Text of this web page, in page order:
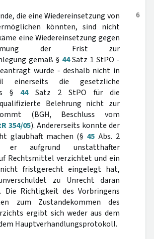
6
die eine Wiedereinsetzung von
könnten, sind nicht
eine Wiedereinsetzung gegen
der Frist zur
gemäß § 44Satz 1 StPO -
wurde - deshalb nicht in
einerseits die gesetzliche
§ 44Satz 2 StPO für die
Belehrung nicht zur
(BGH, Beschluss vom
354/05). Andererseits konnte der
glaubhaft machen (§45 Abs. 2
er aufgrund unstatthafter
Rechtsmittel verzichtet und ein
fristgerecht eingelegt hat,
zu Unrecht daran
Die Richtigkeit des Vorbringens
zum Zustandekommen des
ergibt sich weder aus dem
Hauptverhandlungsprotokoll.